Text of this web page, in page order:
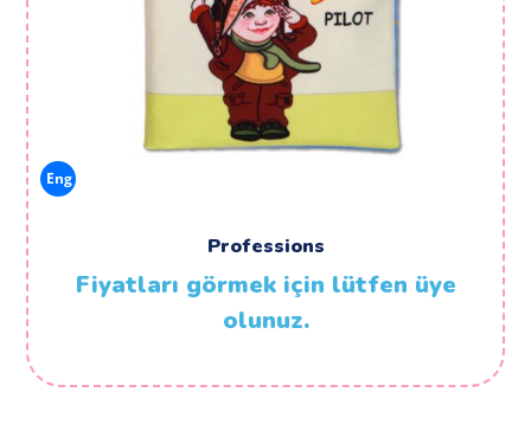
Eng
Professions
Fiyatları görmek için lütfen üye
olunuz.